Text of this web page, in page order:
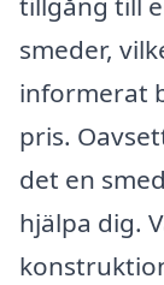
smeder,
informerat
pris.
det en
hjälpa dig.